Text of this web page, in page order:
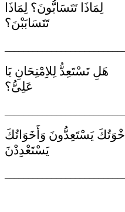
لِمَاذَا تَتَسَابُّونَ؟ لِمَاذَا
تَتَسَابَبْنَ؟
هَلِ تَسْتَعِدُّ لِلاِمْتِحَانِ يَا
عَلِىُّ؟
إِخْوَتُكَ يَسْتَعِدُّونَ وَأَخَوَاتُكَ
يَسْتَعْدِدْنَ